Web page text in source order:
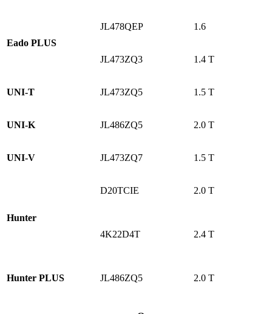
Eado PLUS
JL478QEP 1.6
JL473ZQ3 1.4 T
UNI-T JL473ZQ5 1.5 T
UNI-K JL486ZQ5 2.0 T
UNI-V JL473ZQ7 1.5 T
Hunter
D20TCIE 2.0 T
4K22D4T 2.4 T
Hunter PLUS JL486ZQ5 2.0 T